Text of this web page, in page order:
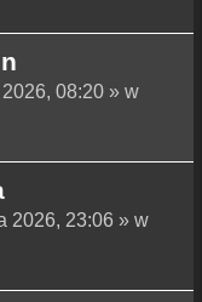
08:20 » w
2026, 23:06 » w